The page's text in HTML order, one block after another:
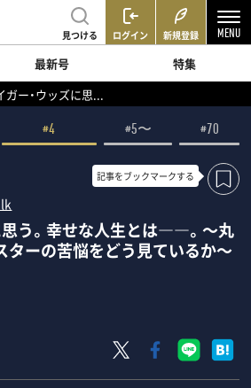
見つける ログイン 新規登録
最新号
特集
ガー・ウッズに思...
#4 #5〜 #70
記事をブックマークする
思う。幸せな人生とは――。～丸
ターの苦悩をどう見ているか～